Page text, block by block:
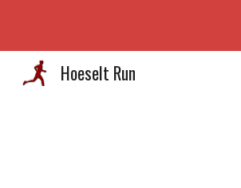
Hoeselt Run